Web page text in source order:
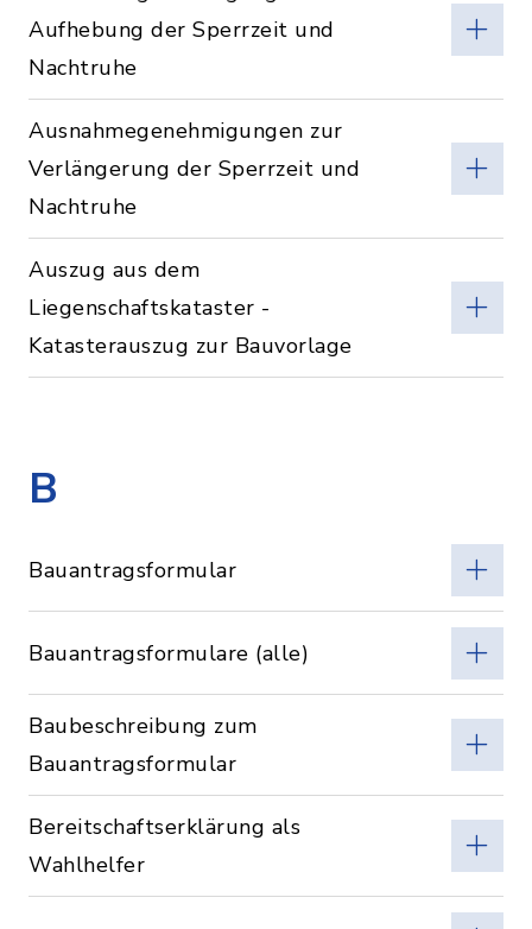
Aufhebung der Sperrzeit und
Nachtruhe
Ausnahmegenehmigungen zur
Verlängerung der Sperrzeit und
Nachtruhe
Auszug aus dem
Liegenschaftskataster -
Katasterauszug zur Bauvorlage
B
Bauantragsformular
Bauantragsformulare (alle)
Baubeschreibung zum
Bauantragsformular
Bereitschaftserklärung als
Wahlhelfer